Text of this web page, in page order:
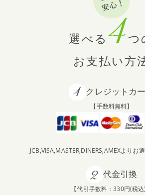
【SNS】BALMUDA Table Stoveが当た
雑誌『LDK』にてエアコンフィルター
【SNS】BALMUDA The Toaster Proが
を楽しむ SNSキャンペーン開催中！
選べる
つ
お支払い方
クレジットカ
【手数料無料】
JCB,VISA,MASTER,DINERS,AMEXよりお
代金引換
【代引手数料：330円(税込)